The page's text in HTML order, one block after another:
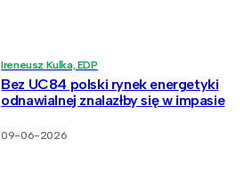
Ireneusz Kulka, EDP
Bez UC84 polski rynek energetyki
odnawialnej znalazłby się w impasie
09-06-2026